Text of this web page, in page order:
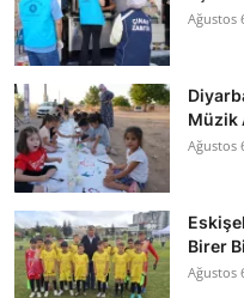
Ağustos
Müzik
Ağustos
Birer
Ağustos